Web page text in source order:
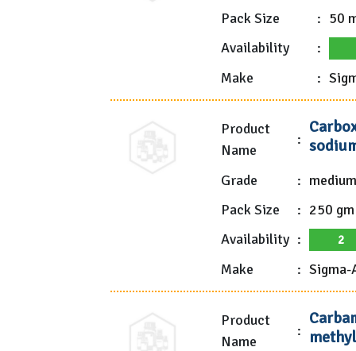
Pack Size
: 50
Availability
:
Make
:
Product
Name
:
Grade :
Pack Size
: 250 gm
Availability : 2
Make :
Product
Name
: